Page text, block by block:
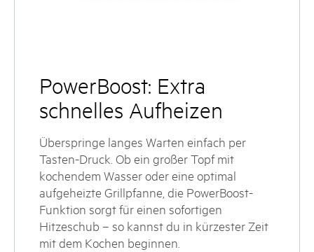
PowerBoost: Extra
schnelles Aufheizen
Überspringe langes Warten einfach per
Tasten-Druck. Ob ein großer Topf mit
kochendem Wasser oder eine optimal
aufgeheizte Grillpfanne, die PowerBoost-
Funktion sorgt für einen sofortigen
Hitzeschub – so kannst du in kürzester Zeit
mit dem Kochen beginnen.